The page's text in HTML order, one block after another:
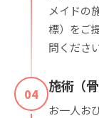
メイドの
標）をご
問くださ
04 施術（
お一人お